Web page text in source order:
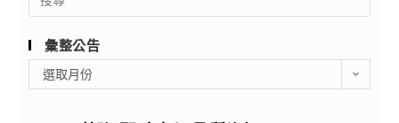
for:
彙整公告
整
選取月份